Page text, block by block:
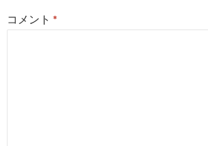
ゲ
ー
コメント *